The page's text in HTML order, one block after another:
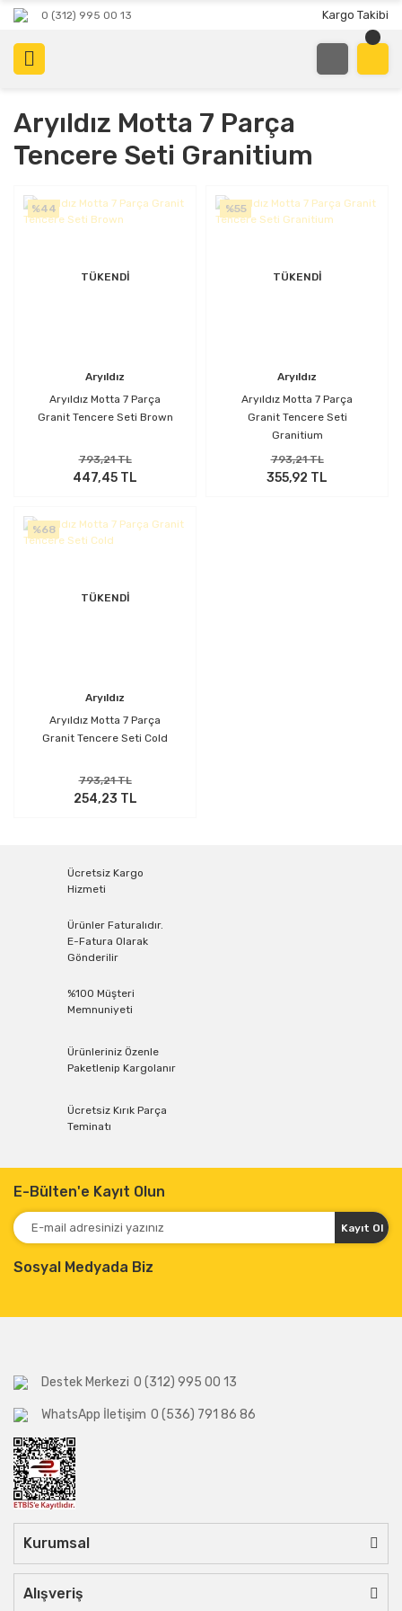
0 (312) 995 00 13 Kargo Takibi
Aryıldız Motta 7 Parça
Tencere Seti Granitium
%44
TÜKENDİ
Aryıldız
Aryıldız Motta 7 Parça
Granit Tencere Seti Brown
793,21 TL
447,45 TL
%55
TÜKENDİ
Aryıldız
Aryıldız Motta 7 Parça
Granit Tencere Seti
Granitium
793,21 TL
355,92 TL
%68
TÜKENDİ
Aryıldız
Aryıldız Motta 7 Parça
Granit Tencere Seti Cold
793,21 TL
254,23 TL
Ücretsiz Kargo
Hizmeti
Ürünler Faturalıdır.
E-Fatura Olarak
Gönderilir
%100 Müşteri
Memnuniyeti
Ürünleriniz Özenle
Paketlenip Kargolanır
Ücretsiz Kırık Parça
Teminatı
E-Bülten'e Kayıt Olun
Kayıt Ol
Sosyal Medyada Biz
Destek Merkezi 0 (312) 995 00 13
WhatsApp İletişim 0 (536) 791 86 86
Kurumsal
Alışveriş